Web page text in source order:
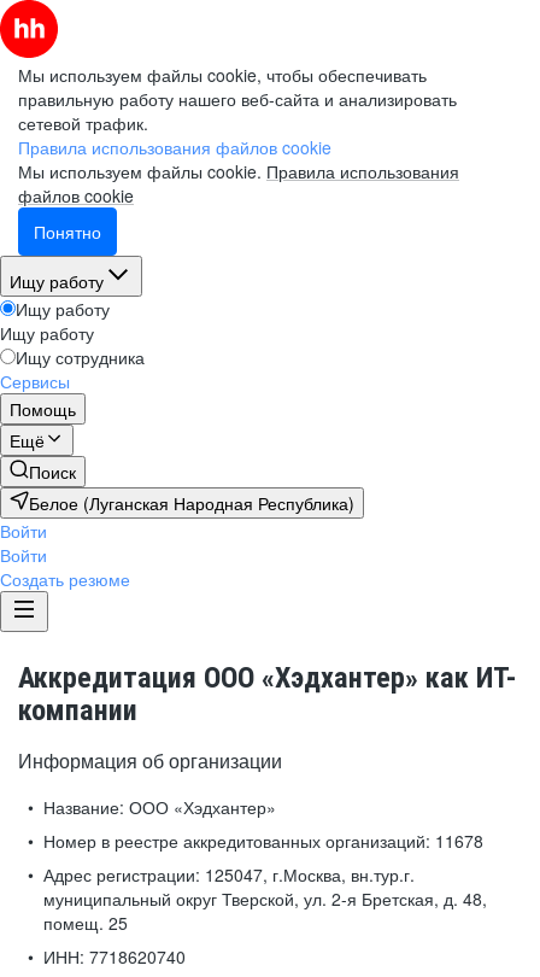
Мы используем файлы cookie, чтобы обеспечивать
правильную работу нашего веб-сайта и анализировать
сетевой трафик.
Правила использования файлов cookie
Мы используем файлы cookie. Правила использования
файлов cookie
Понятно
Ищу работу
Ищу работу
Ищу работу
Ищу сотрудника
Сервисы
Помощь
Ещё
Поиск
Белое (Луганская Народная Республика)
Войти
Войти
Создать резюме
Аккредитация ООО «Хэдхантер» как ИТ-
компании
Информация об организации
Название: ООО «Хэдхантер»
Номер в реестре аккредитованных организаций: 11678
Адрес регистрации: 125047, г.Москва, вн.тур.г.
муниципальный округ Тверской, ул. 2-я Бретская, д. 48,
помещ. 25
ИНН: 7718620740